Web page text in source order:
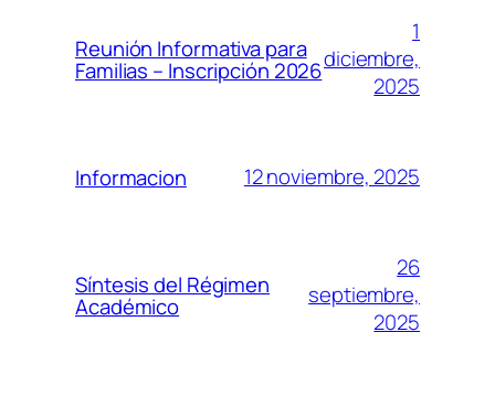
Reunión Informativa para
Familias – Inscripción 2026
1
diciembre,
2025
Informacion 12 noviembre, 2025
Síntesis del Régimen
Académico
26
septiembre,
2025